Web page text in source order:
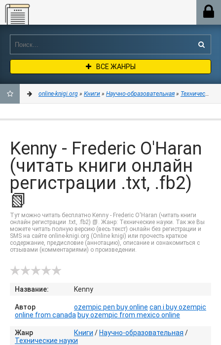
Online-knigi.org
ВСЕ ЖАНРЫ
ЗАКЛАДКИ
online-knigi.org » Книги » Научно-образовательная » Технические
Kenny - Frederic O'Haran
(читать книги онлайн
регистрации .txt, .fb2)
📗
Тут можно читать бесплатно Kenny - Frederic O'Haran (читать книги
онлайн регистрации .txt, .fb2) 📗. Жанр: Технические науки. Так же Вы
можете читать полную версию (весь текст) онлайн без регистрации и
SMS на сайте online-knigi.org (Online knigi) или прочесть краткое
содержание, предисловие (аннотацию), описание и ознакомиться с
отзывами (комментариями) о произведении.
Название: Kenny
Автор ozempic pen buy online can i buy ozempic
online from canada buy ozempic from mexico online
Жанр Книги / Научно-образовательная /
Технические науки